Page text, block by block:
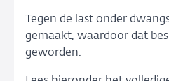
Tegen de last onder
gemaakt, waardoor dat
geworden.